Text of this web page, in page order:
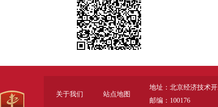
关于我们 站点地图
地址：北京经济技术
邮编：100176